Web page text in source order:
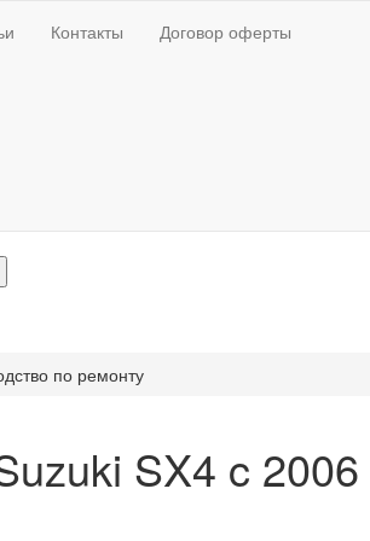
Контакты Договор оферты
по ремонту
SX4 c 2006